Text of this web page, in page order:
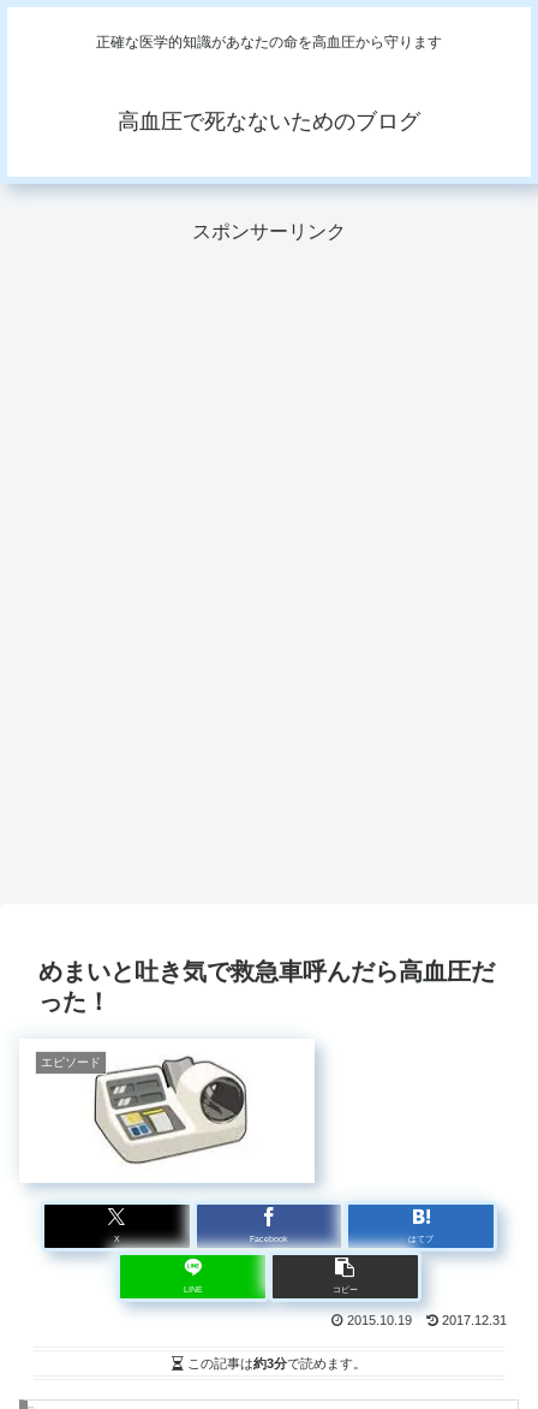
正確な医学的知識があなたの命を高血圧から守ります
高血圧で死なないためのブログ
スポンサーリンク
めまいと吐き気で救急車呼んだら高血圧だ
った！
エピソード
X Facebook はてブ
LINE コピー
2015.10.19 2017.12.31
この記事は約3分で読めます。